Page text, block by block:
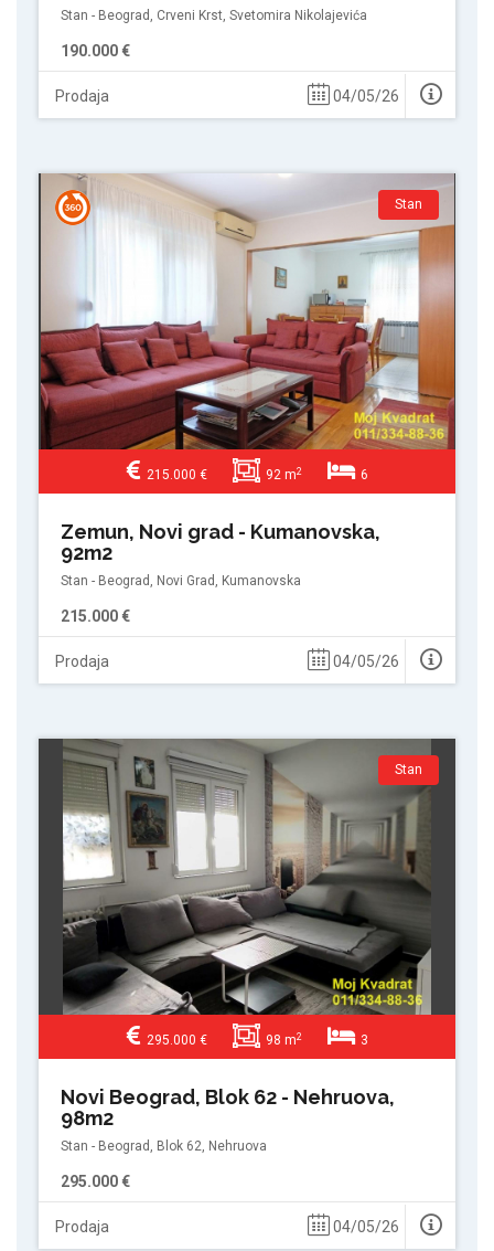
Stan - Beograd, Crveni Krst, Svetomira Nikolajevića
190.000 €
Prodaja 04/05/26
Stan
215.000 € 92 m2 6
Zemun, Novi grad - Kumanovska,
92m2
Stan - Beograd, Novi Grad, Kumanovska
215.000 €
Prodaja 04/05/26
Stan
295.000 € 98 m2 3
Novi Beograd, Blok 62 - Nehruova,
98m2
Stan - Beograd, Blok 62, Nehruova
295.000 €
Prodaja 04/05/26